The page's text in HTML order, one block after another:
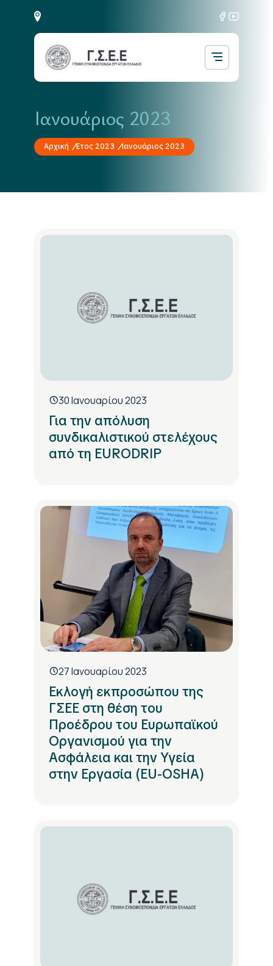
Ιανουάριος 2023
Αρχική Έτος 2023 Ιανουάριος 2023
30 Ιανουαρίου 2023
Για την απόλυση
συνδικαλιστικού στελέχους
από τη EURODRIP
27 Ιανουαρίου 2023
Εκλογή εκπροσώπου της
ΓΣΕΕ στη θέση του
Προέδρου του Ευρωπαϊκού
Οργανισμού για την
Ασφάλεια και την Υγεία
στην Εργασία (EU-OSHA)